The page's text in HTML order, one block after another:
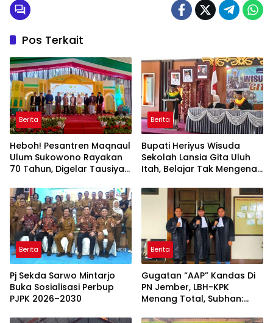
Pos Terkait
Berita
Heboh! Pesantren Maqnaul
Ulum Sukowono Rayakan
70 Tahun, Digelar Tausiyah
Lirboyo
Berita
Bupati Heriyus Wisuda
Sekolah Lansia Gita Uluh
Itah, Belajar Tak Mengenal
Berita
Pj Sekda Sarwo Mintarjo
Buka Sosialisasi Perbup
PJPK 2026–2030
Berita
Gugatan “AAP” Kandas Di
PN Jember, LBH-KPK
Menang Total, Subhan: